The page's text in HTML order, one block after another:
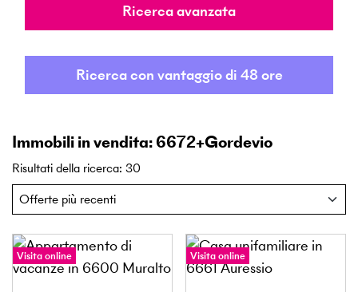
Ricerca avanzata
Ricerca con vantaggio di 48 ore
Immobili in vendita: 6672+Gordevio
Risultati della ricerca: 30
Visita online Visita online